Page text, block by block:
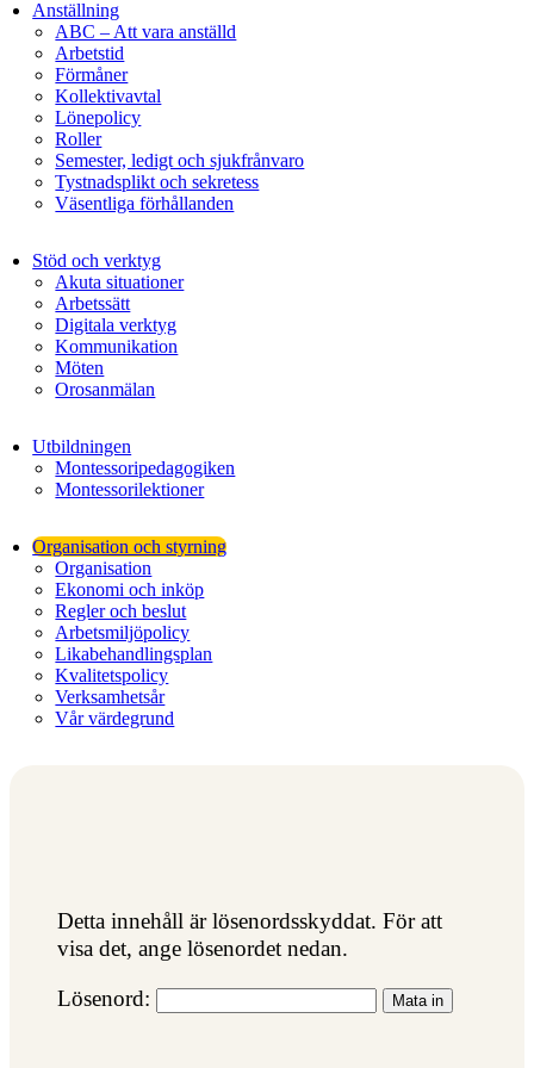
Anställning
ABC – Att vara anställd
Arbetstid
Förmåner
Kollektivavtal
Lönepolicy
Roller
Semester, ledigt och sjukfrånvaro
Tystnadsplikt och sekretess
Väsentliga förhållanden
Stöd och verktyg
Akuta situationer
Arbetssätt
Digitala verktyg
Kommunikation
Möten
Orosanmälan
Utbildningen
Montessoripedagogiken
Montessorilektioner
Organisation och styrning
Organisation
Ekonomi och inköp
Regler och beslut
Arbetsmiljöpolicy
Likabehandlingsplan
Kvalitetspolicy
Verksamhetsår
Vår värdegrund
Detta innehåll är lösenordsskyddat. För att
visa det, ange lösenordet nedan.
Lösenord: